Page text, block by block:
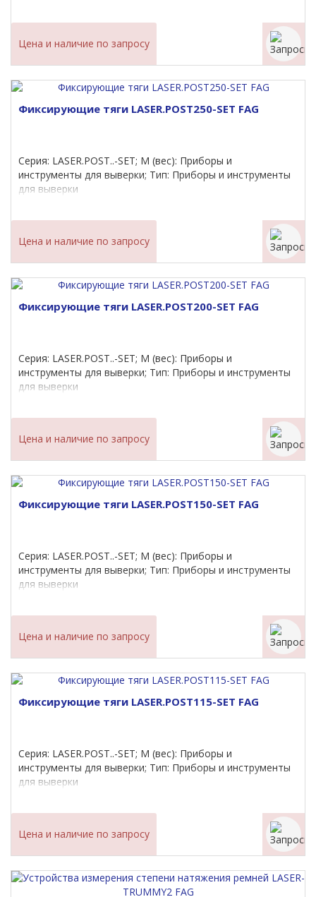
Цена и наличие по запросу
Фиксирующие тяги LASER.POST250-SET FAG
Серия: LASER.POST..-SET; M (вес): Приборы и
инструменты для выверки; Тип: Приборы и инструменты
для выверки
Цена и наличие по запросу
Фиксирующие тяги LASER.POST200-SET FAG
Серия: LASER.POST..-SET; M (вес): Приборы и
инструменты для выверки; Тип: Приборы и инструменты
для выверки
Цена и наличие по запросу
Фиксирующие тяги LASER.POST150-SET FAG
Серия: LASER.POST..-SET; M (вес): Приборы и
инструменты для выверки; Тип: Приборы и инструменты
для выверки
Цена и наличие по запросу
Фиксирующие тяги LASER.POST115-SET FAG
Серия: LASER.POST..-SET; M (вес): Приборы и
инструменты для выверки; Тип: Приборы и инструменты
для выверки
Цена и наличие по запросу